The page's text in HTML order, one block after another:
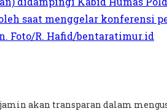
akan transparan dalam